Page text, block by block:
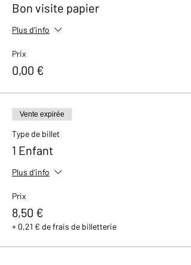
Bon visite papier
Plus d'info
Prix
0,00 €
Vente expirée
Type de billet
1 Enfant
Plus d'info
Prix
8,50 €
+ 0,21 € de frais de billetterie